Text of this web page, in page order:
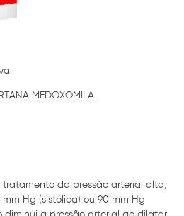
MEDOXOMILA
da pressão arterial alta,
Hg (sistólica) ou 90 mm Hg